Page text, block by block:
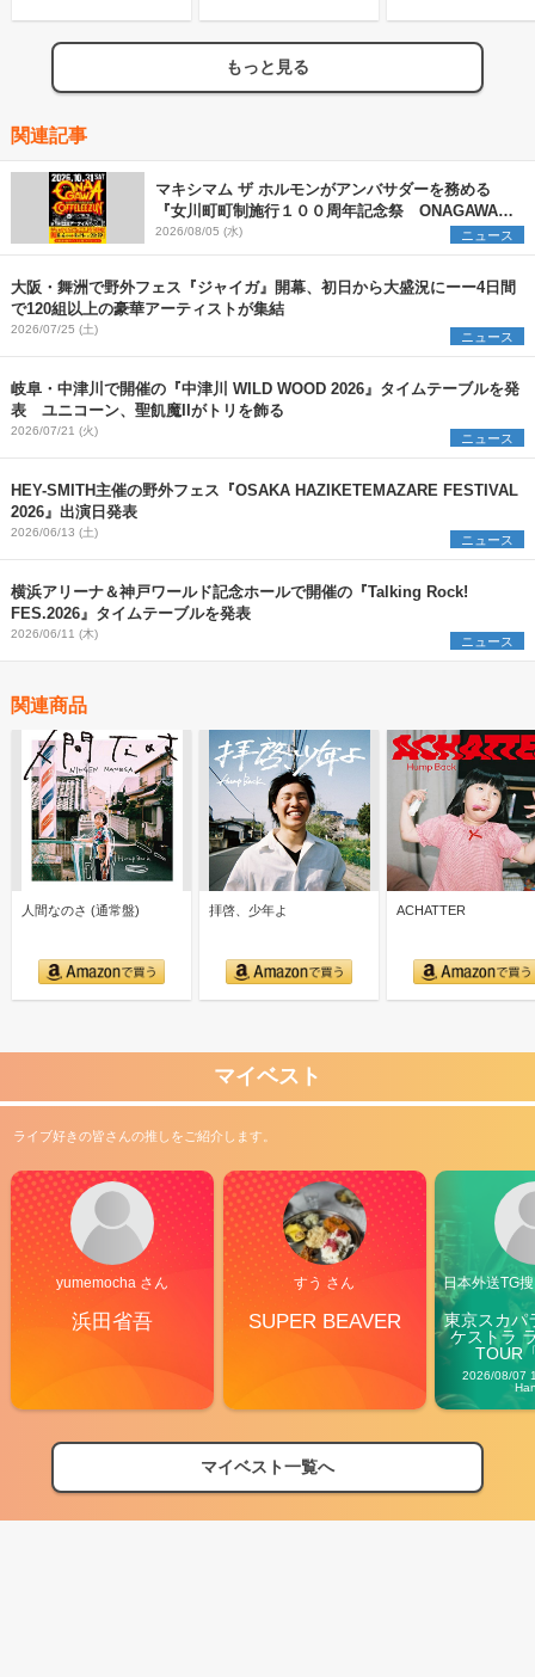
もっと見る
関連記事
マキシマム ザ ホルモンがアンバサダーを務める
『女川町町制施行１００周年記念祭 ONAGAWA
COTTELEEZUN』第1弾アーティストを発表
2026/08/05 (水) ニュース
大阪・舞洲で野外フェス『ジャイガ』開幕、初日から大盛況にーー4日間
で120組以上の豪華アーティストが集結
2026/07/25 (土) ニュース
岐阜・中津川で開催の『中津川 WILD WOOD 2026』タイムテーブルを発
表 ユニコーン、聖飢魔IIがトリを飾る
2026/07/21 (火) ニュース
HEY-SMITH主催の野外フェス『OSAKA HAZIKETEMAZARE FESTIVAL
2026』出演日発表
2026/06/13 (土) ニュース
横浜アリーナ＆神戸ワールド記念ホールで開催の『Talking Rock!
FES.2026』タイムテーブルを発表
2026/06/11 (木) ニュース
関連商品
人間なのさ (通常盤) 拝啓、少年よ ACHATTER
マイベスト
ライブ好きの皆さんの推しをご紹介します。
yumemocha さん
浜田省吾
すう さん
SUPER BEAVER
日本外送TG
東京スカパ
ケストラ
TOUR
2026/08/07
マイベスト一覧へ